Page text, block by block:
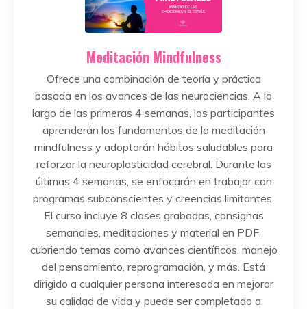
Meditación Mindfulness
Ofrece una combinación de teoría y práctica
basada en los avances de las neurociencias. A lo
largo de las primeras 4 semanas, los participantes
aprenderán los fundamentos de la meditación
mindfulness y adoptarán hábitos saludables para
reforzar la neuroplasticidad cerebral. Durante las
últimas 4 semanas, se enfocarán en trabajar con
programas subconscientes y creencias limitantes.
El curso incluye 8 clases grabadas, consignas
semanales, meditaciones y material en PDF,
cubriendo temas como avances científicos, manejo
del pensamiento, reprogramación, y más. Está
dirigido a cualquier persona interesada en mejorar
su calidad de vida y puede ser completado a